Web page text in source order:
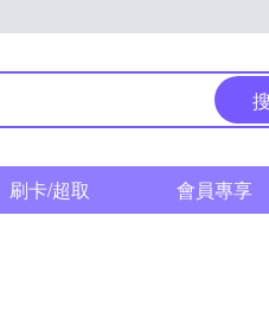
刷卡/超取 會員專享